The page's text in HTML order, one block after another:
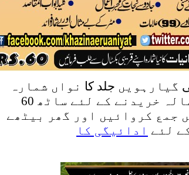
گیارہویں جلد کا نواں شمارہ
جنوری 2021 میں شائع ہوا۔ رسالہ خریدنے کے لئے ساٹھ 60
جمع کروائیں اور گھر بیٹھے
لئے ادائیگی کا